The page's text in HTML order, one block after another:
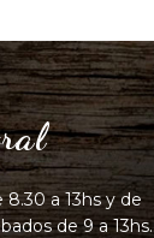
8.30 a 13hs y de
de 9 a 13hs.